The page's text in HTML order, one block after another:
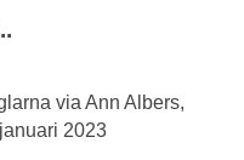
via Ann Albers,
2023